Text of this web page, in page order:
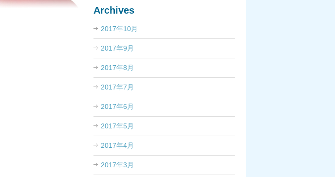
Archives
2017年10月
2017年9月
2017年8月
2017年7月
2017年6月
2017年5月
2017年4月
2017年3月